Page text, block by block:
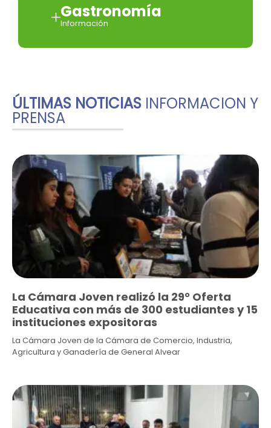
Gastronomía
Información
ÚLTIMAS NOTICIAS INFORMACION Y
PRENSA
La Cámara Joven realizó la 29° Oferta
Educativa con más de 300 estudiantes y 15
instituciones expositoras
La Cámara Joven de la Cámara de Comercio, Industria,
Agricultura y Ganadería de General Alvear